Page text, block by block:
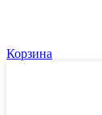
Корзина